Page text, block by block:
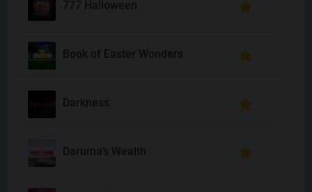
777 Halloween
Book of Easter Wonders
Darkness
Daruma’s Wealth